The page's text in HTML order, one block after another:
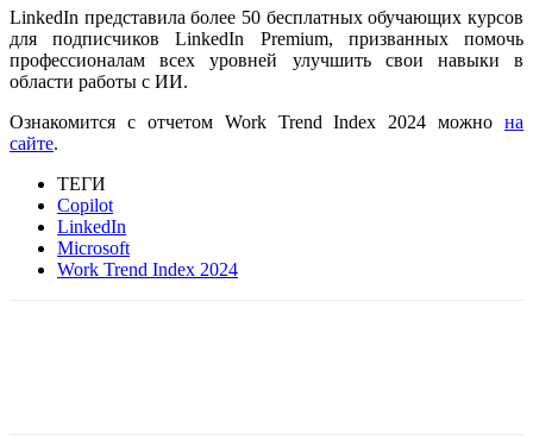
LinkedIn представила более 50 бесплатных обучающих курсов
для подписчиков LinkedIn Premium, призванных помочь
профессионалам всех уровней улучшить свои навыки в
области работы с ИИ.
Ознакомится с отчетом Work Trend Index 2024 можно на
сайте.
ТЕГИ
Copilot
LinkedIn
Microsoft
Work Trend Index 2024